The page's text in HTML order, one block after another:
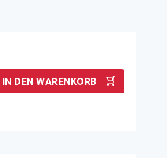
IN DEN WARENKORB